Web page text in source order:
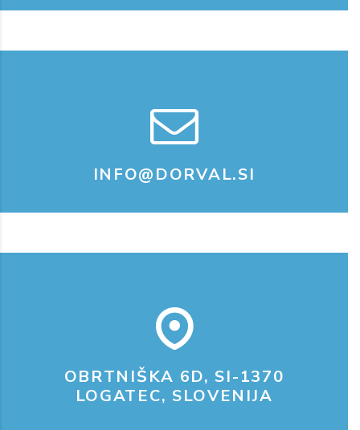
INFO@DORVAL.SI
OBRTNIŠKA 6D, SI-1370
LOGATEC, SLOVENIJA